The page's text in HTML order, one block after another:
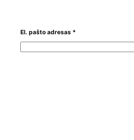
El. pašto adresas *